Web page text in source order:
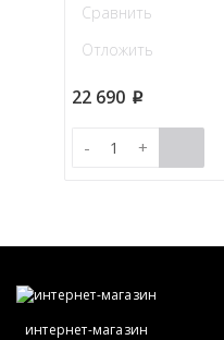
Сравнить
Отложить
22 690 p
- +
интернет-магазин